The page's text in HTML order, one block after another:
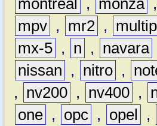
montreal
, monza ,
mpv , mr2 ,
mx-5 , n , navara
nissan
, nitro ,
,
nv200 , nv400 ,
one , opc , opel ,